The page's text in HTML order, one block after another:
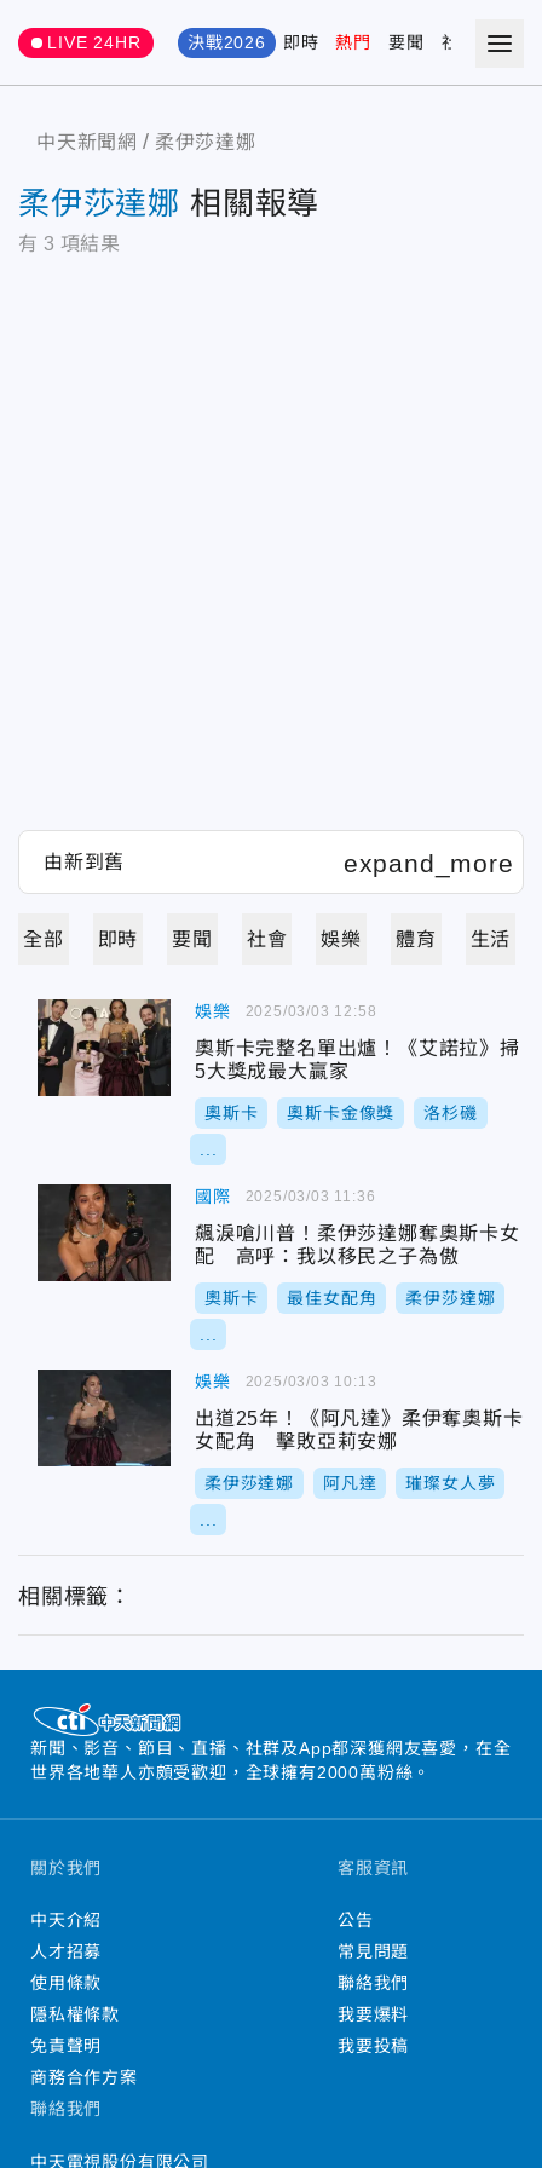
LIVE 24HR 決戰2026 即時 熱門 要聞 社會 娛樂
中天新聞網 柔伊莎達娜
柔伊莎達娜 相關報導
有 3 項結果
全部 即時 要聞 社會 娛樂 體育 生活
娛樂
奧斯卡完整名單出爐！《艾諾拉》掃
5大獎成最大贏家
奧斯卡 奧斯卡金像獎 洛杉磯
2025/03/03 12:58
國際
飆淚嗆川普！柔伊莎達娜奪奧斯卡女
配 高呼：我以移民之子為傲
奧斯卡 最佳女配角 柔伊莎達娜
2025/03/03 11:36
娛樂
出道25年！《阿凡達》柔伊奪奧斯卡
女配角 擊敗亞莉安娜
柔伊莎達娜 阿凡達 璀璨女人夢
2025/03/03 10:13
相關標籤：
新聞、影音、節目、直播、社群及App都深獲網友喜愛，在全
世界各地華人亦頗受歡迎，全球擁有2000萬粉絲。
關於我們
中天介紹
人才招募
使用條款
隱私權條款
免責聲明
商務合作方案
客服資訊
公告
常見問題
聯絡我們
我要爆料
我要投稿
聯絡我們
中天電視股份有限公司